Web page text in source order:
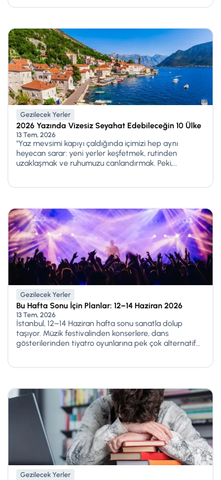
Gezilecek Yerler
2026 Yazında Vizesiz Seyahat Edebileceğin 10 Ülke
13 Tem, 2026
"Yaz mevsimi kapıyı çaldığında içimizi hep aynı
heyecan sarar: yeni yerler keşfetmek, rutinden
uzaklaşmak ve ruhumuzu canlandırmak. Peki,...
Gezilecek Yerler
Bu Hafta Sonu İçin Planlar: 12–14 Haziran 2026
13 Tem, 2026
İstanbul, 12–14 Haziran hafta sonu sanatla dolup
taşıyor. Müzik festivalinden konserlere, dans
gösterilerinden tiyatro oyunlarına pek çok alternatif...
Gezilecek Yerler